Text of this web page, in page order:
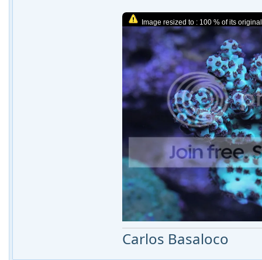
Image resized to : 100 % of its
Carlos Basaloco